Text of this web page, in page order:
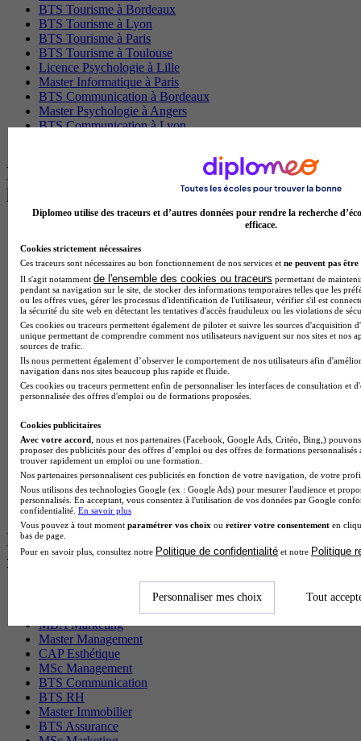
BTS Tourisme à Bordeaux
BTS Tourisme à Lyon
BTS Tourisme à Paris
BTS Tourisme à Toulouse
Licence Psychologie à Lille
Master Informatique à Paris
BTS Communication à Bordeaux
Master Psychologie à Angers
BTS Communication à Lyon
Les intitulés de diplôme par alternance
les plus recherchés
BTS Dietetique en alternance
BTS Mco en alternance
BTS Pi en alternance
BTS Sp3s en alternance
Master CCA en alternance
BTS Ndrc en alternance
BTS Sam en alternance
Cap Fleuriste en alternance
BTS Sio en alternance
MSc Marketing Digital en alternance
BTS Gpme en alternance
Cap Electricien en alternance
BTS Domotique en alternance
BAC Pro Agora en alternance
BTS Sta en alternance
BTS Iris en alternance
BTS Tpl en alternance
BTS Ati en alternance
Les diplômes par filière les plus
recherchés
MBA Marketing
Master Management
CAP Esthétique
MSc Management
BTS Communication
BTS RH
Master Immobilier
BTS Assurance
Diplomeo utilise des traceurs et d’autres données pour rendre la recherche
efficace.
Cookies strictement nécessaires
Ces traceurs sont nécessaires au bon fonctionnement de nos services et ne peuvent pas être
Il s'agit notamment de l'ensemble des cookies ou traceurs permettant de
pendant sa navigation sur le site, de stocker des informations temporaires telles que les
ou les offres vues, gérer les processus d'identification de l'utilisateur, vérifier s'il est
la sécurité du site web en détectant les tentatives d'accès frauduleux ou les violations de
Ces cookies ou traceurs permettent également de piloter et suivre les sources d'acquisition
unique permettant de comprendre comment nos utilisateurs naviguent sur nos sites et nos
sources de trafic.
Ils nous permettent également d’observer le comportement de nos utilisateurs afin
navigation dans nos sites beaucoup plus rapide et fluide.
Ces cookies ou traceurs permettent enfin de personnaliser les interfaces de consultation et
personnalisée des offres d'emploi ou de formations proposées.
Cookies publicitaires
Avec votre accord , nous et nos partenaires (Facebook, Google Ads, Critéo, Bing,)
proposer des publicités pour des offres d’emploi ou des offres de formations
trouver rapidement un emploi ou une formation.
Nos partenaires personnalisent ces publicités en fonction de votre navigation, de votre
Nous utilisons des technologies Google (ex : Google Ads) pour mesurer l'audience et
personnalisés. En acceptant, vous consentez à l'utilisation de vos données par Google
confidentialité. En savoir plus
Vous pouvez à tout moment paramétrer vos choix ou retirer votre consentement en
bas de page.
Pour en savoir plus, consultez notre Politique de confidentialité et notre Politique
Personnaliser mes choix Tout